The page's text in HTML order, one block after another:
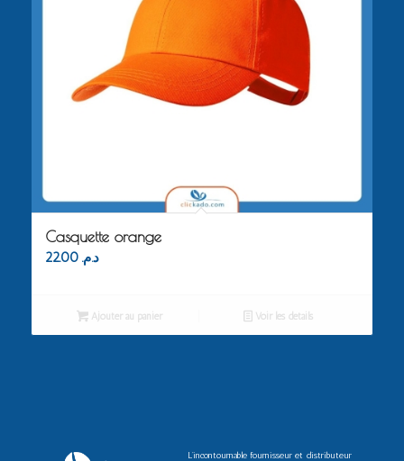
Casquette orange
د.م. 22.00
Ajouter au panier Voir les détails
L’incontournable fournisseur et distributeur